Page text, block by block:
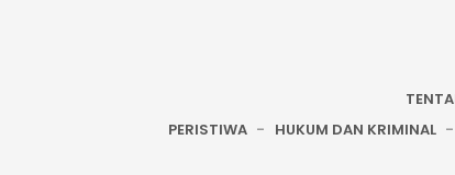
PERISTIWA
HUKUM DAN KRIMINAL